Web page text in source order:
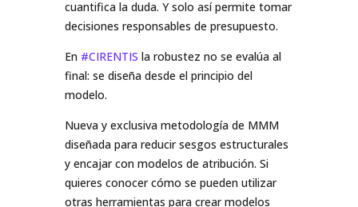
cuantifica la duda. Y solo así permite tomar
decisiones responsables de presupuesto.
En #CIRENTIS la robustez no se evalúa al
final: se diseña desde el principio del
modelo.
Nueva y exclusiva metodología de MMM
diseñada para reducir sesgos estructurales
y encajar con modelos de atribución. Si
quieres conocer cómo se pueden utilizar
otras herramientas para crear modelos